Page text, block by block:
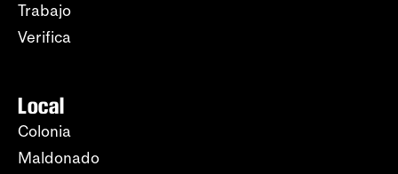
Trabajo
Verifica
Local
Colonia
Maldonado